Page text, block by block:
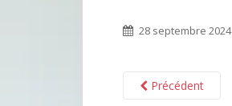
28 septembre 2024
Précédent